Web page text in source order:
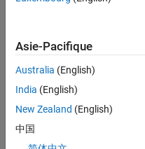
lieu
pour
l’ensemble
des
opportunités
Asie-Pacifique
Australia (English)
India (English)
New Zealand (English)
中国